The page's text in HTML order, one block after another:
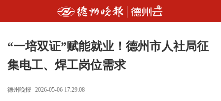
“一培双证”赋能就业！德州市人社局征
集电工、焊工岗位需求
德州晚报 2026-05-06 17:29:08